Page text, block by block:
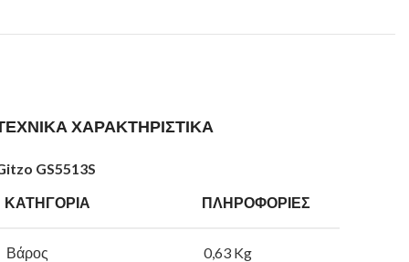
ΧΑΡΑΚΤΗΡΙΣΤΙΚΑ
GS5513S
ΚΑΤΗΓΟΡΙΑ ΠΛΗΡΟΦΟΡΙΕΣ
Βάρος 0,63 Kg